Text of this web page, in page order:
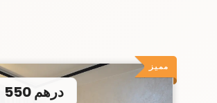
مميز
550 درهم